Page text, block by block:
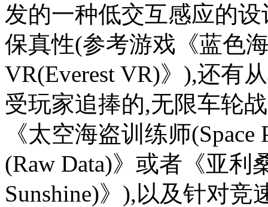
发的一种低交互感应的
保真性(参考游戏《蓝色
VR(Everest VR)》),还有
受玩家追捧的,无限车轮
《太空海盗训练师
(Raw Data)》或者《亚利
Sunshine)》),以及针对